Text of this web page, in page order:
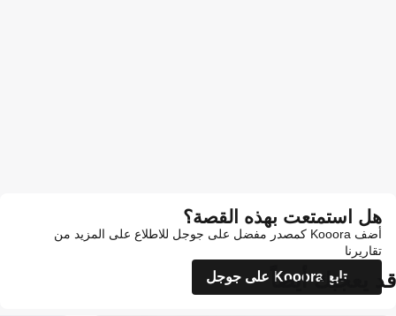
هل استمتعت بهذه القصة؟
أضف Kooora كمصدر مفضل على جوجل للاطلاع على المزيد من
تقاريرنا
تابع Kooora على جوجل
قد يعجبك أيضاً